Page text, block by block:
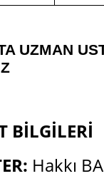
UZMAN
BİLGİLERİ
Hakkı